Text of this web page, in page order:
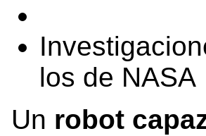
los de NASA
Un robot